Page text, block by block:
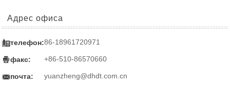
Адрес офиса
телефон:86-18961720971
факс: +86-510-86570660
почта: yuanzheng@dhdt.com.cn